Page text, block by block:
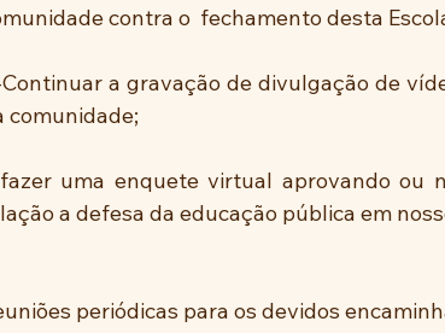
contra o  fechamento desta
a gravação de divulgação de
comunidade;
uma enquete virtual aprovando ou
a defesa da educação pública em
periódicas para os devidos